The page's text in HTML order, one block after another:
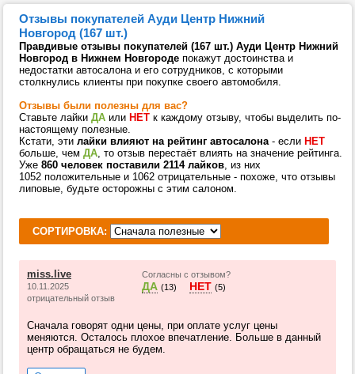
Отзывы покупателей Ауди Центр Нижний
Новгород (167 шт.)
Правдивые отзывы покупателей (167 шт.) Ауди Центр Нижний
Новгород в Нижнем Новгороде покажут достоинства и
недостатки автосалона и его сотрудников, с которыми
столкнулись клиенты при покупке своего автомобиля.
Отзывы были полезны для вас?
Ставьте лайки ДА или НЕТ к каждому отзыву, чтобы выделить по-
настоящему полезные.
Кстати, эти лайки влияют на рейтинг автосалона- если НЕТ
больше, чем ДА, то отзыв перестаёт влиять на значение рейтинга.
Уже 860 человек поставили 2114 лайков, из них
1052 положительные и 1062 отрицательные - похоже, что отзывы
липовые, будьте осторожны с этим салоном.
СОРТИРОВКА:
miss.live
10.11.2025
отрицательный отзыв
Согласны с отзывом?
ДА (13) НЕТ (5)
Сначала говорят одни цены, при оплате услуг цены
меняются. Осталось плохое впечатление. Больше в данный
центр обращаться не будем.